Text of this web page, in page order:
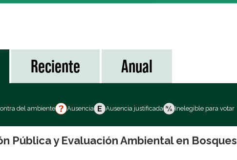
Reciente Anual
del ambiente Ausencia Ausencia justificada Inelegible para votar
Pública y Evaluación Ambiental en Bosques